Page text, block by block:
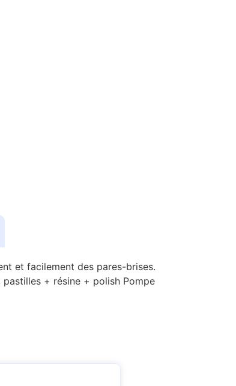
et facilement des pares-brises.
pastilles + résine + polish Pompe